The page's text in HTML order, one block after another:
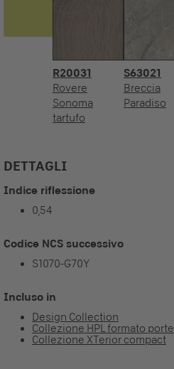
R20031
Rovere
Sonoma
tartufo
S63021
Breccia
Paradiso
DETTAGLI
Indice riflessione
0,54
Codice NCS successivo
S1070-G70Y
Incluso in
Design Collection
Collezione HPL formato porte
Collezione XTerior compact